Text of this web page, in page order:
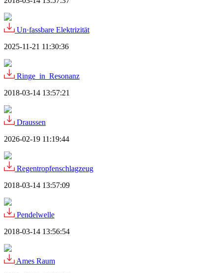
Un·fassbare Elektrizität
2025-11-21 11:30:36
Ringe_in_Resonanz
2018-03-14 13:57:21
Draussen
2026-02-19 11:19:44
Regentropfenschlagzeug
2018-03-14 13:57:09
Pendelwelle
2018-03-14 13:56:54
Ames Raum